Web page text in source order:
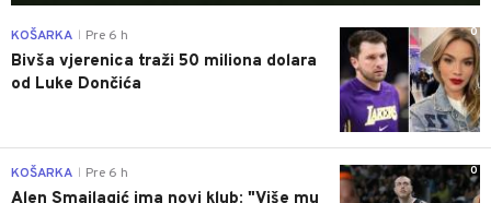
0
KOŠARKA Pre 6 h
Bivša vjerenica traži 50 miliona dolara
od Luke Dončića
0
KOŠARKA Pre 6 h